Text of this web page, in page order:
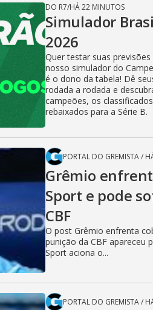
DO R7/HÁ 22 MINUTOS
Simulador
2026
Quer testar suas
nosso simulador do
é o dono da tabela! Dê
rodada a rodada e
campeões, os
rebaixados para a Série B.
PORTAL DO GREMISTA/
Grêmio
Sport e pode
CBF
O post Grêmio enfrenta
punição da CBF apareceu
Sport aciona o...
PORTAL DO GREMISTA/